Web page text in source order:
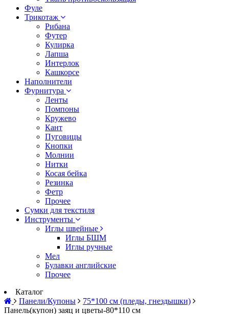
Фуле
Трикотаж
Рибана
Футер
Кулирка
Лапша
Интерлок
Кашкорсе
Наполнители
Фурнитура
Ленты
Помпоны
Кружево
Кант
Пуговицы
Кнопки
Молнии
Нитки
Косая бейка
Резинка
Фетр
Прочее
Сумки для текстиля
Инструменты
Иглы швейные
Иглы БШМ
Иглы ручные
Мел
Булавки английские
Прочее
Каталог
Панели/Купоны
75*100 см (пледы, гнездышки)
Панель(купон) заяц и цветы-80*110 см